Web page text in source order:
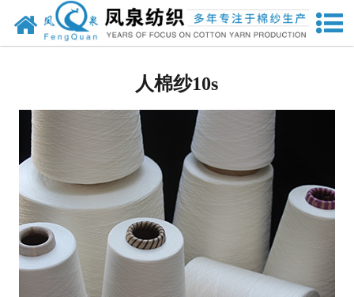
网站首页
竹纤维纱
其他纱线
其他针织面料
强捻纱
人棉纱10s